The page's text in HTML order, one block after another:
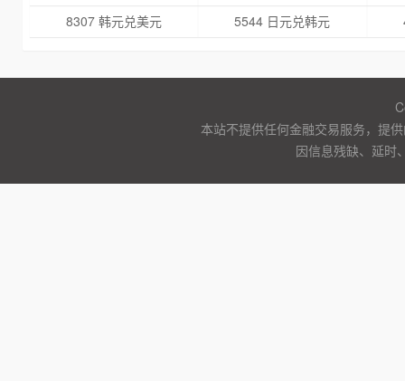
8307 韩元兑美元
5544 日元兑韩元
本站不提供任何金融交易服务，提
因信息残缺、延时